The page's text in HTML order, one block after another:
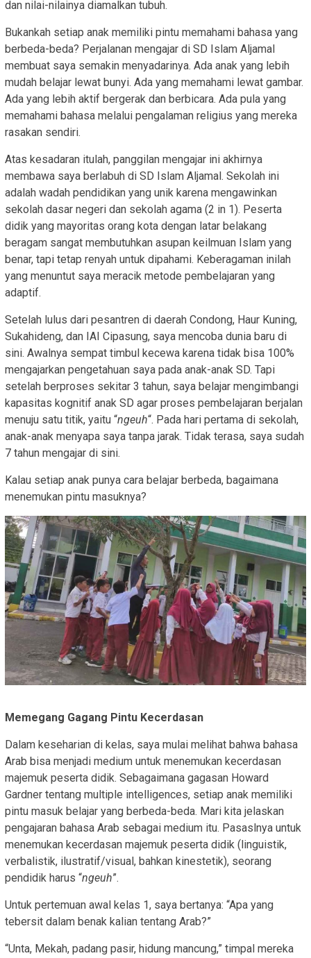
dan nilai-nilainya diamalkan tubuh.
Bukankah setiap anak memiliki pintu memahami bahasa yang
berbeda-beda? Perjalanan mengajar di SD Islam Aljamal
membuat saya semakin menyadarinya. Ada anak yang lebih
mudah belajar lewat bunyi. Ada yang memahami lewat gambar.
Ada yang lebih aktif bergerak dan berbicara. Ada pula yang
memahami bahasa melalui pengalaman religius yang mereka
rasakan sendiri.
Atas kesadaran itulah, panggilan mengajar ini akhirnya
membawa saya berlabuh di SD Islam Aljamal. Sekolah ini
adalah wadah pendidikan yang unik karena mengawinkan
sekolah dasar negeri dan sekolah agama (2 in 1). Peserta
didik yang mayoritas orang kota dengan latar belakang
beragam sangat membutuhkan asupan keilmuan Islam yang
benar, tapi tetap renyah untuk dipahami. Keberagaman inilah
yang menuntut saya meracik metode pembelajaran yang
adaptif.
Setelah lulus dari pesantren di daerah Condong, Haur Kuning,
Sukahideng, dan IAI Cipasung, saya mencoba dunia baru di
sini. Awalnya sempat timbul kecewa karena tidak bisa 100%
mengajarkan pengetahuan saya pada anak-anak SD. Tapi
setelah berproses sekitar 3 tahun, saya belajar mengimbangi
kapasitas kognitif anak SD agar proses pembelajaran berjalan
menuju satu titik, yaitu “ngeuh“. Pada hari pertama di sekolah,
anak-anak menyapa saya tanpa jarak. Tidak terasa, saya sudah
7 tahun mengajar di sini.
Kalau setiap anak punya cara belajar berbeda, bagaimana
menemukan pintu masuknya?
Memegang Gagang Pintu Kecerdasan
Dalam keseharian di kelas, saya mulai melihat bahwa bahasa
Arab bisa menjadi medium untuk menemukan kecerdasan
majemuk peserta didik. Sebagaimana gagasan Howard
Gardner tentang multiple intelligences, setiap anak memiliki
pintu masuk belajar yang berbeda-beda. Mari kita jelaskan
pengajaran bahasa Arab sebagai medium itu. Pasaslnya untuk
menemukan kecerdasan majemuk peserta didik (linguistik,
verbalistik, ilustratif/visual, bahkan kinestetik), seorang
pendidik harus “ngeuh”.
Untuk pertemuan awal kelas 1, saya bertanya: “Apa yang
tebersit dalam benak kalian tentang Arab?”
“Unta, Mekah, padang pasir, hidung mancung,” timpal mereka